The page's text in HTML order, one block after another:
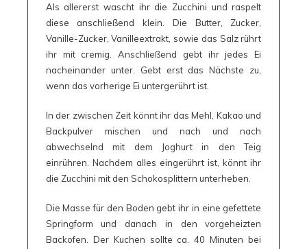
Als allererst wascht ihr die Zucchini und raspelt
diese anschließend klein. Die Butter, Zucker,
Vanille-Zucker, Vanilleextrakt, sowie das Salz rührt
ihr mit cremig. Anschließend gebt ihr jedes Ei
nacheinander unter. Gebt erst das Nächste zu,
wenn das vorherige Ei untergerührt ist.
In der zwischen Zeit könnt ihr das Mehl, Kakao und
Backpulver mischen und nach und nach
abwechselnd mit dem Joghurt in den Teig
einrühren. Nachdem alles eingerührt ist, könnt ihr
die Zucchini mit den Schokosplittern unterheben.
Die Masse für den Boden gebt ihr in eine gefettete
Springform und danach in den vorgeheizten
Backofen. Der Kuchen sollte ca. 40 Minuten bei